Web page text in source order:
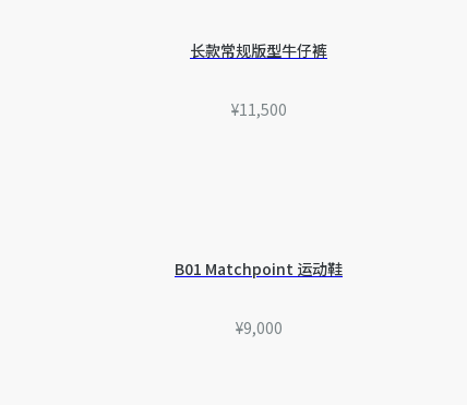
长款常规版型牛仔裤
¥11,500
B01 Matchpoint 运动鞋
¥9,000